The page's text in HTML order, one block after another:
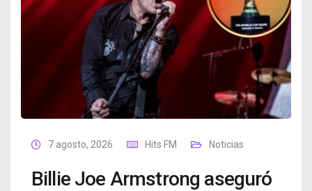
7 agosto, 2026 Hits FM Noticias
Billie Joe Armstrong aseguró